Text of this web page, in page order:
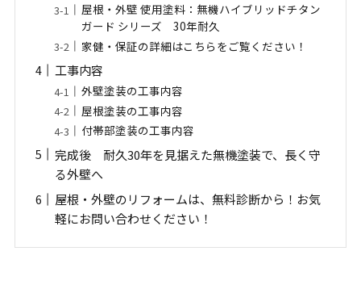
屋根・外壁 使用塗料：無機ハイブリッドチタン
ガード シリーズ 30年耐久
家健・保証の詳細はこちらをご覧ください！
工事内容
外壁塗装の工事内容
屋根塗装の工事内容
付帯部塗装の工事内容
完成後 耐久30年を見据えた無機塗装で、長く守
る外壁へ
屋根・外壁のリフォームは、無料診断から！お気
軽にお問い合わせください！